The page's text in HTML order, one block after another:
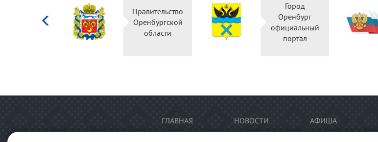
Правительство
Оренбургской
области
Город
Оренбург
официальный
портал
ГЛАВНАЯ НОВОСТИ АФИША